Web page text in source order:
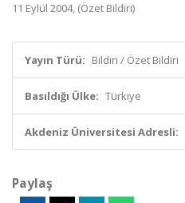
11 Eylül 2004, (Özet Bildiri)
Yayın Türü: Bildiri / Özet Bildiri
Basıldığı Ülke: Türkiye
Akdeniz Üniversitesi Adresli:
Paylaş